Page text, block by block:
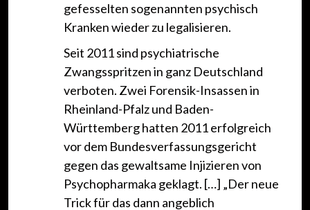
gefesselten sogenannten psychisch
Kranken wieder zu legalisieren.
Seit 2011 sind psychiatrische
Zwangsspritzen in ganz Deutschland
verboten. Zwei Forensik-Insassen in
Rheinland-Pfalz und Baden-
Württemberg hatten 2011 erfolgreich
vor dem Bundesverfassungsgericht
gegen das gewaltsame Injizieren von
Psychopharmaka geklagt. […] „Der neue
Trick für das dann angeblich